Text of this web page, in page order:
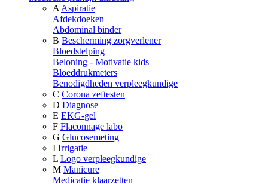
A Aspiratie
Afdekdoeken
Abdominal binder
B Bescherming zorgverlener
Bloedstelping
Beloning - Motivatie kids
Bloeddrukmeters
Benodigdheden verpleegkundige
C Corona zeftesten
D Diagnose
E EKG-gel
F Flaconnage labo
G Glucosemeting
I Irrigatie
L Logo verpleegkundige
M Manicure
Medicatie klaarzetten